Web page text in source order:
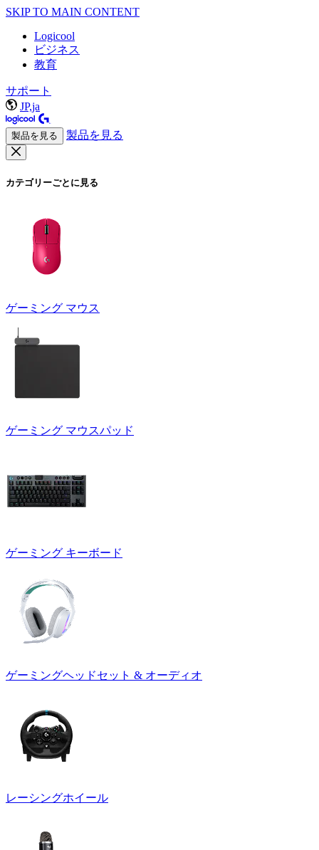
SKIP TO MAIN CONTENT
Logicool
ビジネス
教育
サポート
JP,ja
製品を見る 製品を見る
カテゴリーごとに見る
ゲーミング マウス
ゲーミング マウスパッド
ゲーミング キーボード
ゲーミングヘッドセット & オーディオ
レーシングホイール